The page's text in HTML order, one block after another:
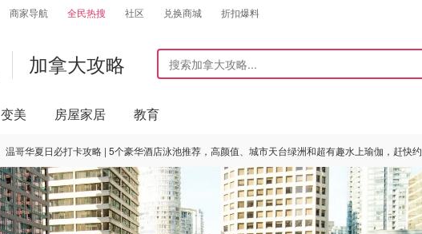
商家导航 全民热搜 社区 兑换商城 折扣爆料
加拿大攻略
变美 房屋家居 教育
温哥华夏日必打卡攻略 | 5个豪华酒店泳池推荐，高颜值、城市天台绿洲和超有趣水上瑜伽，赶快约起来！